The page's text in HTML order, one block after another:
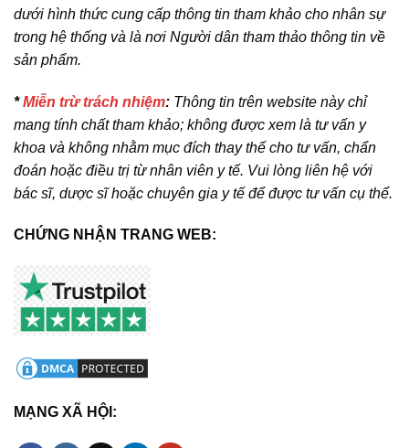
dưới hình thức cung cấp thông tin tham khảo cho nhân sự
trong hệ thống và là nơi Người dân tham thảo thông tin về
sản phẩm.
*Miễn trừ trách nhiệm: Thông tin trên website này chỉ
mang tính chất tham khảo; không được xem là tư vấn y
khoa và không nhằm mục đích thay thế cho tư vấn, chẩn
đoán hoặc điều trị từ nhân viên y tế. Vui lòng liên hệ với
bác sĩ, dược sĩ hoặc chuyên gia y tế để được tư vấn cụ thể.
CHỨNG NHẬN TRANG WEB:
MẠNG XÃ HỘI: